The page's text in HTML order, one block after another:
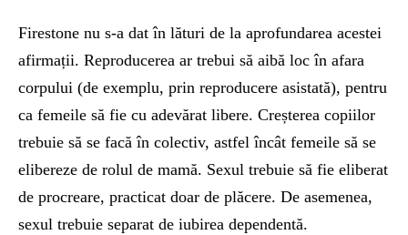
Firestone nu s-a dat în lături de la aprofundarea acestei
afirmații. Reproducerea ar trebui să aibă loc în afara
corpului (de exemplu, prin reproducere asistată), pentru
ca femeile să fie cu adevărat libere. Creșterea copiilor
trebuie să se facă în colectiv, astfel încât femeile să se
elibereze de rolul de mamă. Sexul trebuie să fie eliberat
de procreare, practicat doar de plăcere. De asemenea,
sexul trebuie separat de iubirea dependentă.